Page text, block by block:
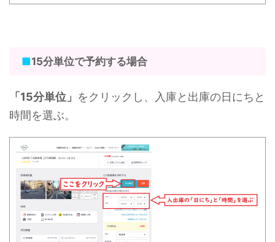
■15分単位で予約する場合
「15分単位」 をクリックし、入庫と出庫の日にちと
時間を選ぶ。